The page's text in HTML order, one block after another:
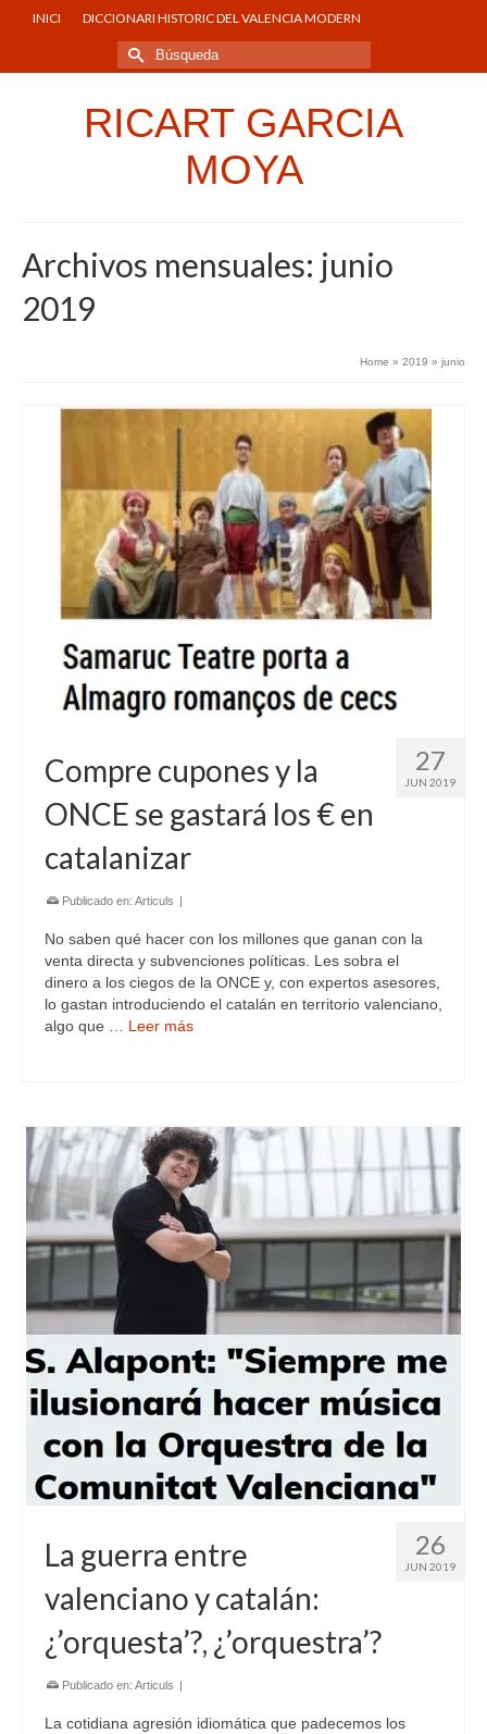
INICI DICCIONARI HISTORIC DEL VALENCIA MODERN
Buscar
por:
RICART GARCIA
MOYA
Archivos mensuales: junio
2019
Home » 2019 » junio
27
JUN 2019
Compre cupones y la
ONCE se gastará los € en
catalanizar
Publicado en: Articuls |
No saben qué hacer con los millones que ganan con la
venta directa y subvenciones políticas. Les sobra el
dinero a los ciegos de la ONCE y, con expertos asesores,
lo gastan introduciendo el catalán en territorio valenciano,
algo que … Leer más
26
JUN 2019
La guerra entre
valenciano y catalán:
¿’orquesta’?, ¿’orquestra’?
Publicado en: Articuls |
La cotidiana agresión idiomática que padecemos los